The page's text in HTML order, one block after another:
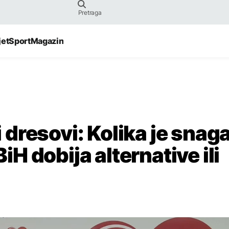
SportMagazin
Kolika je
dobija alternative ili